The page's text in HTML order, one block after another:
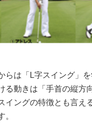
らは「L字スイング」
る動きは「手首の縦方
イングの特徴とも言え
。